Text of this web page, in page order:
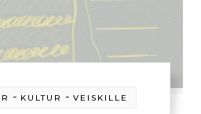
- KULTUR -VEISKILLE